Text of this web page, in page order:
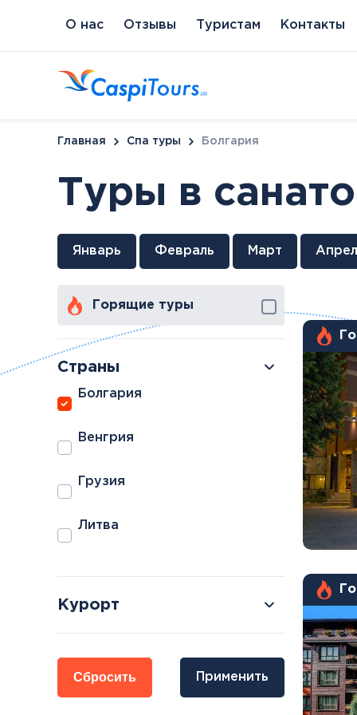
О нас Отзывы Туристам Контакты
Венгрия
Будапешт
Хевиз
Литва
Паланга
Кипр
Протарас
Велинград
Главная Спа туры Болгария
Туры в
Январь Февраль Март
Горящие туры
Страны
Болгария
Венгрия
Грузия
Литва
Курорт
Сбросить Применить